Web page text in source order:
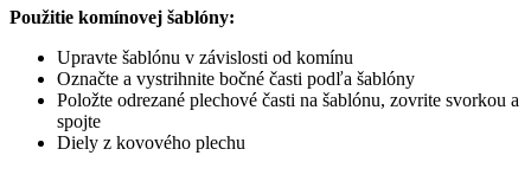
Použitie komínovej šablóny:
Upravte šablónu v závislosti od komínu
Označte a vystrihnite bočné časti podľa šablóny
Položte odrezané plechové časti na šablónu, zovrite svorkou a
spojte
Diely z kovového plechu